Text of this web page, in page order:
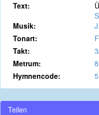
Text:
Musik:
Tonart:
Takt:
Metrum:
Hymnencode:
Teilen